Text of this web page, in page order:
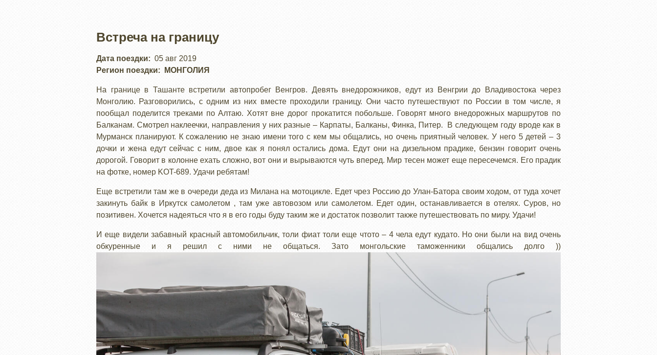
Встреча на границу
Дата поездки
05 авг 2019
Регион поездки
МОНГОЛИЯ
На границе в Ташанте встретили автопробег Венгров. Девять внедорожников, едут из Венгрии до Владивостока через
Монголию. Разговорились, с одним из них вместе проходили границу. Они часто путешествуют по России в том числе, я
пообщал поделится треками по Алтаю. Хотят вне дорог прокатится побольше. Говорят много внедорожных маршрутов по
Балканам. Смотрел наклеечки, направления у них разные – Карпаты, Балканы, Финка, Питер. В следующем году вроде как в
Мурманск планируют. К сожалению не знаю имени того с кем мы общались, но очень приятный человек. У него 5 детей – 3
дочки и жена едут сейчас с ним, двое как я понял остались дома. Едут они на дизельном прадике, бензин говорит очень
дорогой. Говорит в колонне ехать сложно, вот они и вырываются чуть вперед. Мир тесен может еще пересечемся. Его прадик
на фотке, номер KOT-689. Удачи ребятам!
Еще встретили там же в очереди деда из Милана на мотоцикле. Едет чрез Россию до Улан-Батора своим ходом, от туда хочет
закинуть байк в Иркутск самолетом , там уже автовозом или самолетом. Едет один, останавливается в отелях. Суров, но
позитивен. Хочется надеяться что я в его годы буду таким же и достаток позволит также путешествовать по миру. Удачи!
И еще видели забавный красный автомобильчик, толи фиат толи еще чтото – 4 чела едут кудато. Но они были на вид очень
обкуренные и я решил с ними не общаться. Зато монгольские таможенники общались долго ))